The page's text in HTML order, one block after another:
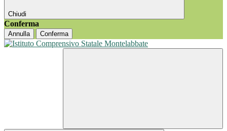
Chiudi
Conferma
Annulla Conferma